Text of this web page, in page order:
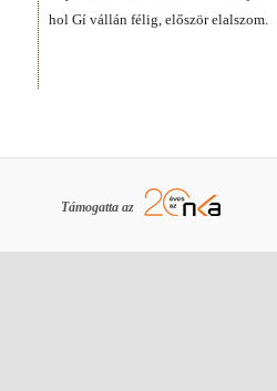
hol Gí vállán félig, először elalszom.
Támogatta az